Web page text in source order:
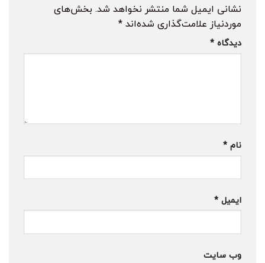
نشانی ایمیل شما منتشر نخواهد شد. بخش‌های
موردنیاز علامت‌گذاری شده‌اند*
دیدگاه *
نام *
ایمیل *
وب‌ سایت